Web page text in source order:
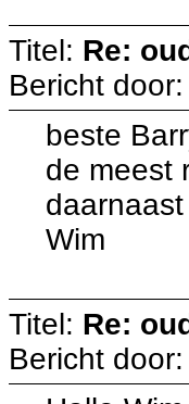
Titel: Re:
Bericht door:
beste
de meest
Wim
Titel: Re:
Bericht door: